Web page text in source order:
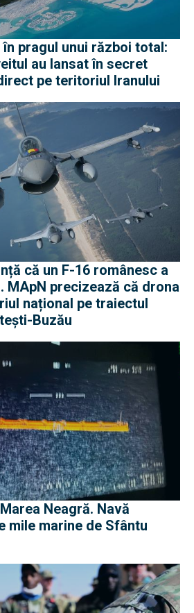
pragul unui război total:
au lansat în secret
pe teritoriul Iranului
că un F-16 românesc a
MApN precizează că drona
național pe traiectul
Buzău
Neagră. Navă
mile marine de Sfântu